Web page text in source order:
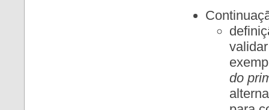
do